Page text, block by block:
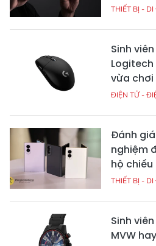
THIẾT BỊ -
Sinh
vừa chơi
ĐIỆN TỬ -
Đánh giá
nghiệm
hộ
THIẾT BỊ -
Sinh
MVW